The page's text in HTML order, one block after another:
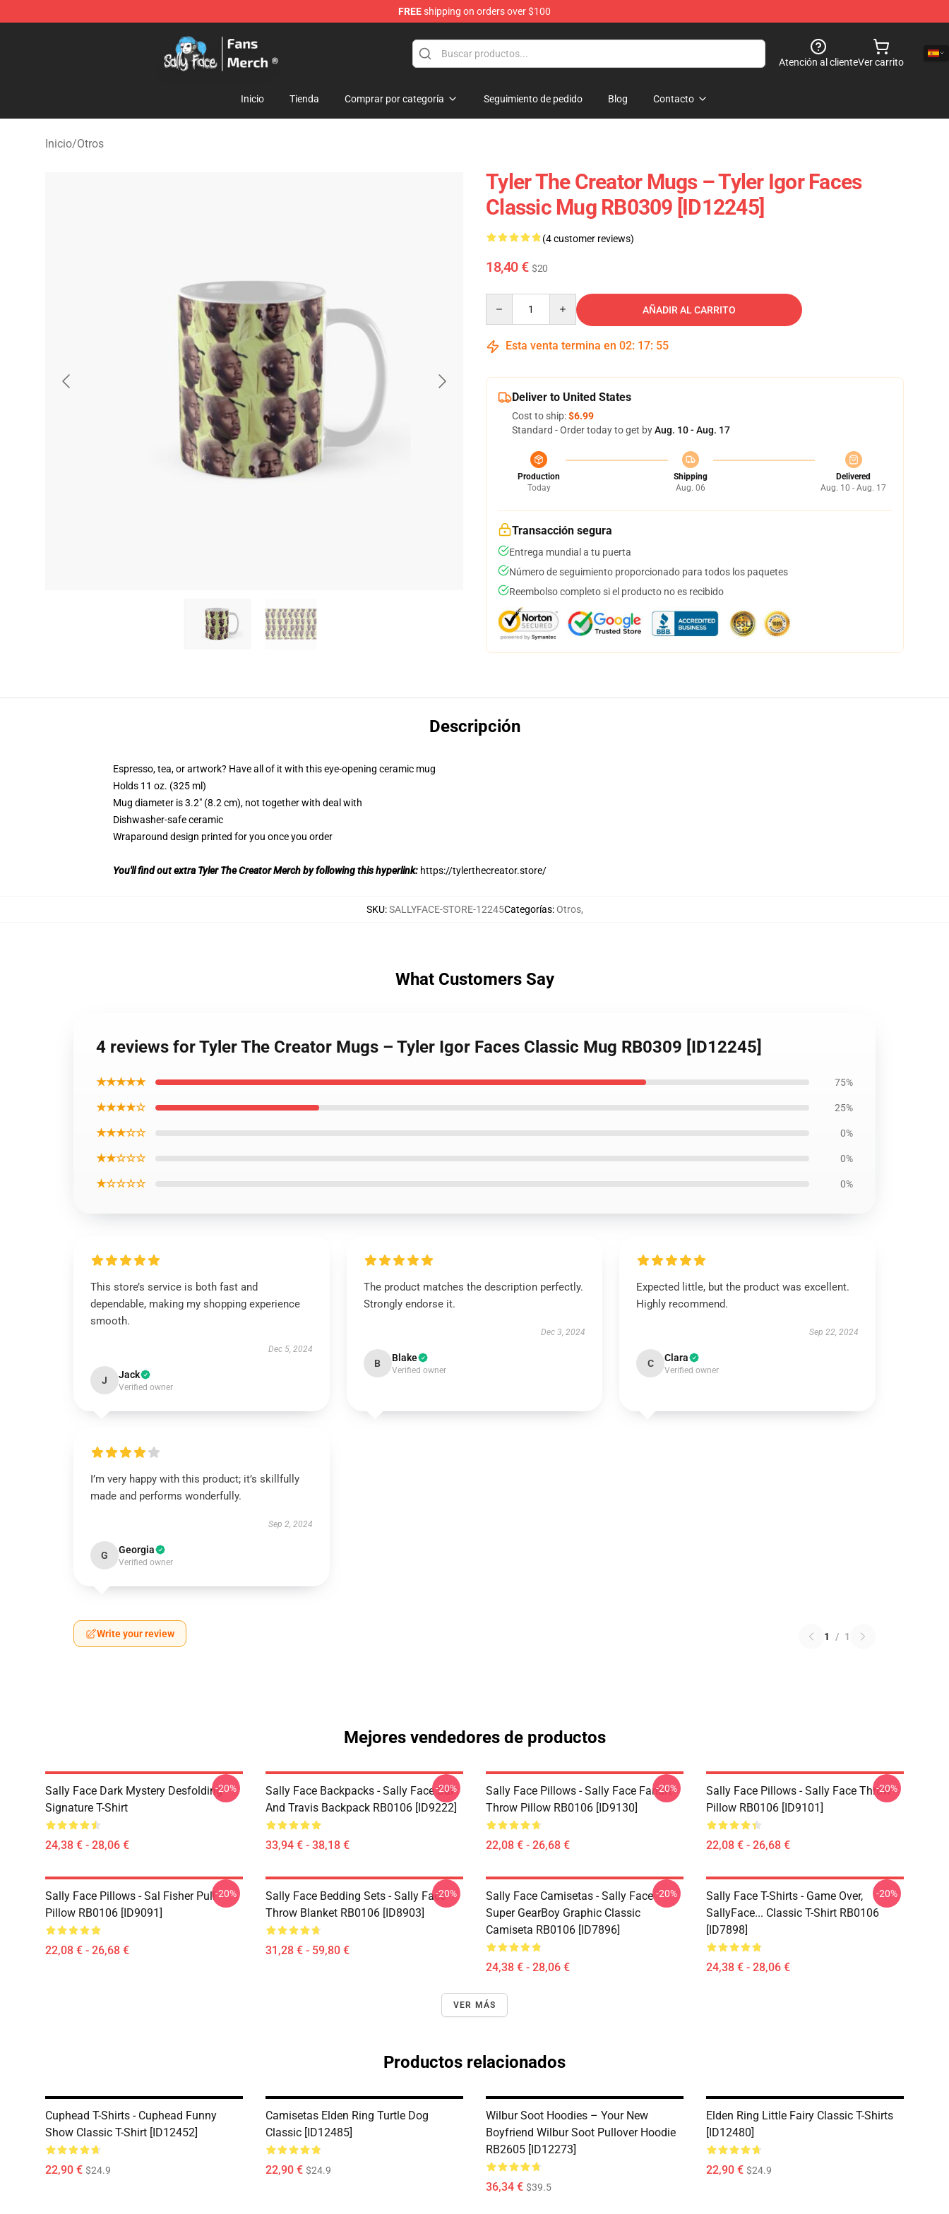
FREEshipping on orders over $100
Sally Face Store - Official Sally Face Merchandise Shop
Atención al clienteVer carrito
Inicio Tienda Comprar por categoría Seguimiento de pedido Blog Contacto
Inicio/Otros
Tyler The Creator Mugs – Tyler Igor Faces
Classic Mug RB0309 [ID12245]
(4 customer reviews)
18,40 € $20
AÑADIR AL CARRITO
Esta venta termina en 02: 17: 54
Deliver to United States
Cost to ship:$6.99
Standard - Order today to get byAug. 10 - Aug. 17
Production
Today
Shipping
Aug. 06
Delivered
Aug. 10 - Aug. 17
Transacción segura
Entrega mundial a tu puerta
Número de seguimiento proporcionado para todos los paquetes
Reembolso completo si el producto no es recibido
Descripción
Espresso, tea, or artwork? Have all of it with this eye-opening ceramic mug
Holds 11 oz. (325 ml)
Mug diameter is 3.2″ (8.2 cm), not together with deal with
Dishwasher-safe ceramic
Wraparound design printed for you once you order
You'll find out extra Tyler The Creator Merch by following this hyperlink: https://tylerthecreator.store/
SKU:SALLYFACE-STORE-12245Categorías:Otros,
What Customers Say
4 reviews for Tyler The Creator Mugs – Tyler Igor Faces Classic Mug RB0309 [ID12245]
★★★★★ 75%
★★★★☆ 25%
★★★☆☆ 0%
★★☆☆☆ 0%
★☆☆☆☆ 0%
This store’s service is both fast and
dependable, making my shopping experience
smooth.
Dec 5, 2024
J Jack
Verified owner
The product matches the description perfectly.
Strongly endorse it.
Dec 3, 2024
B Blake
Verified owner
Expected little, but the product was excellent.
Highly recommend.
Sep 22, 2024
C Clara
Verified owner
I’m very happy with this product; it’s skillfully
made and performs wonderfully.
Sep 2, 2024
G Georgia
Verified owner
Write your review 1 / 1
Mejores vendedores de productos
Sally Face Dark Mystery Desfolding
Signature T-Shirt
24,38 € - 28,06 €
-20%
Sally Face Backpacks - Sally Face Sal
And Travis Backpack RB0106 [ID9222]
33,94 € - 38,18 €
-20%
Sally Face Pillows - Sally Face Fanart
Throw Pillow RB0106 [ID9130]
22,08 € - 26,68 €
-20%
Sally Face Pillows - Sally Face Throw
Pillow RB0106 [ID9101]
22,08 € - 26,68 €
-20%
Sally Face Pillows - Sal Fisher Pull
Pillow RB0106 [ID9091]
22,08 € - 26,68 €
-20%
Sally Face Bedding Sets - Sally Face
Throw Blanket RB0106 [ID8903]
31,28 € - 59,80 €
-20%
Sally Face Camisetas - Sally Face
Super GearBoy Graphic Classic
Camiseta RB0106 [ID7896]
24,38 € - 28,06 €
-20%
Sally Face T-Shirts - Game Over,
SallyFace... Classic T-Shirt RB0106
[ID7898]
24,38 € - 28,06 €
-20%
VER MÁS
Productos relacionados
Cuphead T-Shirts - Cuphead Funny
Show Classic T-Shirt [ID12452]
22,90 € $24.9
Camisetas Elden Ring Turtle Dog
Classic [ID12485]
22,90 € $24.9
Wilbur Soot Hoodies – Your New
Boyfriend Wilbur Soot Pullover Hoodie
RB2605 [ID12273]
36,34 € $39.5
Elden Ring Little Fairy Classic T-Shirts
[ID12480]
22,90 € $24.9